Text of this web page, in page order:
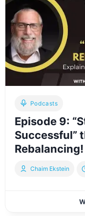
Podcasts
Episode 9:
Successful”
Rebalancing!
Chaim Ekstein